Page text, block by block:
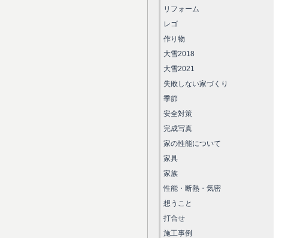
リフォーム
レゴ
作り物
大雪2018
大雪2021
失敗しない家づくり
季節
安全対策
完成写真
家の性能について
家具
家族
性能・断熱・気密
想うこと
打合せ
施工事例